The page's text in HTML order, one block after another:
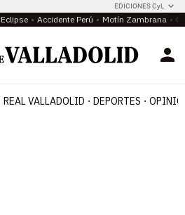
EDICIONES CyL
Eclipse Accidente Perú Motín Zambrana
REAL VALLADOLID DEPORTES